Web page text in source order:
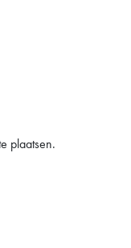
plaatsen.